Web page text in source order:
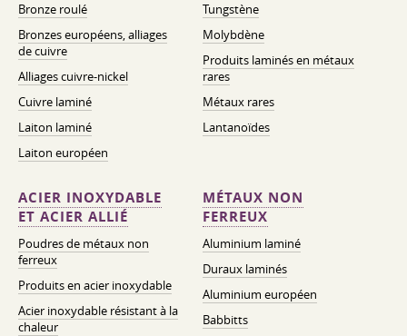
Bronze roulé
Bronzes européens, alliages
de cuivre
Alliages cuivre-nickel
Cuivre laminé
Laiton laminé
Laiton européen
Tungstène
Molybdène
Produits laminés en métaux
rares
Métaux rares
Lantanoïdes
ACIER INOXYDABLE
ET ACIER ALLIÉ
Poudres de métaux non
ferreux
Produits en acier inoxydable
Acier inoxydable résistant à la
chaleur
MÉTAUX NON
FERREUX
Aluminium laminé
Duraux laminés
Aluminium européen
Babbitts